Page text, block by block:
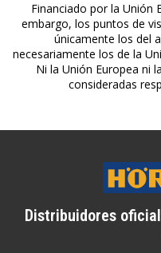
Financiado por la Unión
embargo, los puntos de
únicamente los del
necesariamente los de la
Ni la Unión Europea ni
consideradas
Distribuidores